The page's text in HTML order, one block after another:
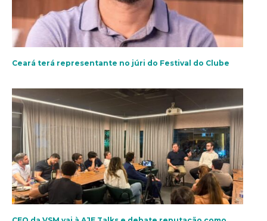
Ceará terá representante no júri do Festival do Clube